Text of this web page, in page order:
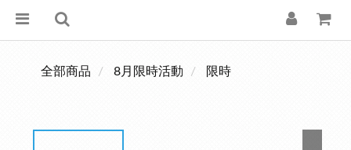
全部商品 8月限時活動 限時